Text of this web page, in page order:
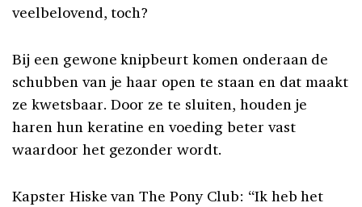
veelbelovend, toch?
Bij een gewone knipbeurt komen onderaan de
schubben van je haar open te staan en dat maakt
ze kwetsbaar. Door ze te sluiten, houden je
haren hun keratine en voeding beter vast
waardoor het gezonder wordt.
Kapster Hiske van The Pony Club: “Ik heb het